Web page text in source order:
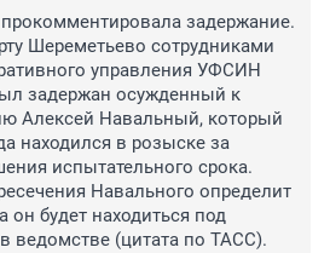
задержание.
Шереметьево сотрудниками
управления УФСИН
задержан осужденный к
Алексей Навальный, который
находился в розыске за
испытательного срока.
Навального определит
он будет находиться под
ведомстве (цитата по ТАСС).